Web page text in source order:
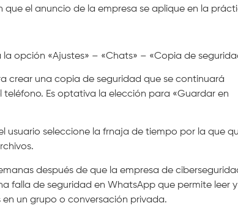
que el anuncio de la empresa se aplique en la
la opción «Ajustes» – «Chats» – «Copia de
crear una copia de seguridad que se continuará
Es optativa la elección para «Guardar en
usuario seleccione la frnaja de tiempo por la que
después de que la empresa de
falla de seguridad en WhatsApp que permite leer y
un grupo o conversación privada.